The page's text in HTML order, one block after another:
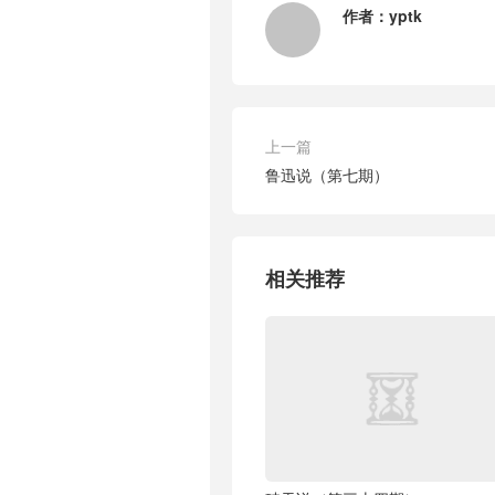
作者： yptk
上一篇
鲁迅说（第七期）
相关推荐